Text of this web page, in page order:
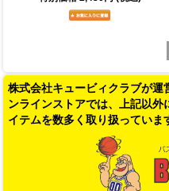
株式会社キュービィクラブが
ンラインストアでは、上記以
イテムを数多く取り扱っていま